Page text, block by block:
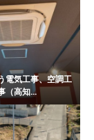
電気工事、空調工
（高知...